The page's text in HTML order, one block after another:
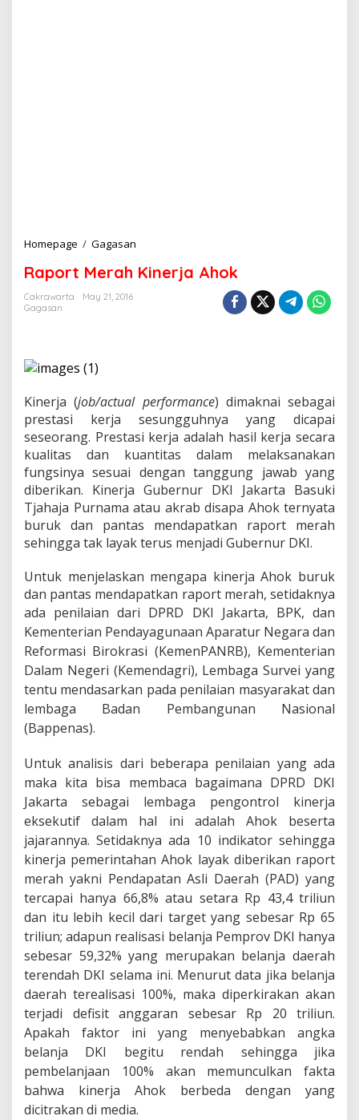
Homepage / Gagasan
p
n
e
r
A
o
k
Raport Merah Kinerja Ahok
Cakrawarta
May 21, 2016
Gagasan
Kinerja (job/actual performance) dimaknai sebagai
prestasi kerja sesungguhnya yang dicapai
seseorang. Prestasi kerja adalah hasil kerja secara
kualitas dan kuantitas dalam melaksanakan
fungsinya sesuai dengan tanggung jawab yang
diberikan. Kinerja Gubernur DKI Jakarta Basuki
Tjahaja Purnama atau akrab disapa Ahok ternyata
buruk dan pantas mendapatkan raport merah
sehingga tak layak terus menjadi Gubernur DKI.
Untuk menjelaskan mengapa kinerja Ahok buruk
dan pantas mendapatkan raport merah, setidaknya
ada penilaian dari DPRD DKI Jakarta, BPK, dan
Kementerian Pendayagunaan Aparatur Negara dan
Reformasi Birokrasi (KemenPANRB), Kementerian
Dalam Negeri (Kemendagri), Lembaga Survei yang
tentu mendasarkan pada penilaian masyarakat dan
lembaga Badan Pembangunan Nasional
(Bappenas).
Untuk analisis dari beberapa penilaian yang ada
maka kita bisa membaca bagaimana DPRD DKI
Jakarta sebagai lembaga pengontrol kinerja
eksekutif dalam hal ini adalah Ahok beserta
jajarannya. Setidaknya ada 10 indikator sehingga
kinerja pemerintahan Ahok layak diberikan raport
merah yakni Pendapatan Asli Daerah (PAD) yang
tercapai hanya 66,8% atau setara Rp 43,4 triliun
dan itu lebih kecil dari target yang sebesar Rp 65
triliun; adapun realisasi belanja Pemprov DKI hanya
sebesar 59,32% yang merupakan belanja daerah
terendah DKI selama ini. Menurut data jika belanja
daerah terealisasi 100%, maka diperkirakan akan
terjadi defisit anggaran sebesar Rp 20 triliun.
Apakah faktor ini yang menyebabkan angka
belanja DKI begitu rendah sehingga jika
pembelanjaan 100% akan memunculkan fakta
bahwa kinerja Ahok berbeda dengan yang
dicitrakan di media.